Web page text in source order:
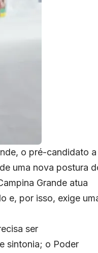
o pré-candidato a
uma nova postura
Grande atua
e, por isso, exige
ser
sintonia; o Poder